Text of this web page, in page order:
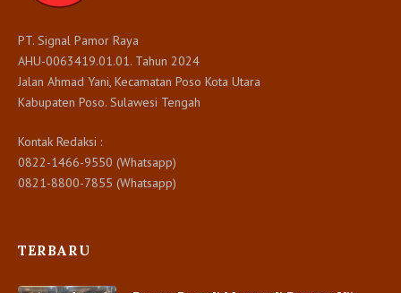
PT. Signal Pamor Raya
AHU-0063419.01.01. Tahun 2024
Jalan Ahmad Yani, Kecamatan Poso Kota Utara
Kabupaten Poso. Sulawesi Tengah
Kontak Redaksi :
0822-1466-9550 (Whatsapp)
0821-8800-7855 (Whatsapp)
TERBARU